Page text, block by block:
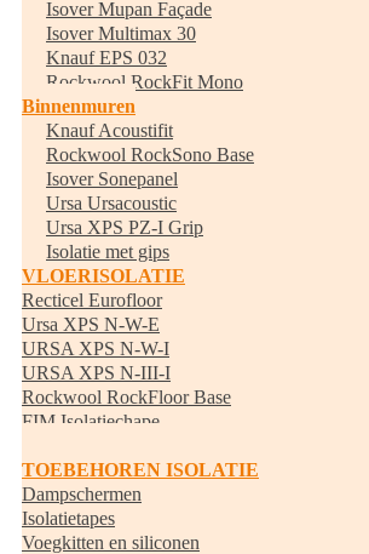
Isover Mupan Façade
Isover Multimax 30
Knauf EPS 032
Rockwool RockFit Mono
Binnenmuren
Knauf Acoustifit
Rockwool RockSono Base
Isover Sonepanel
Ursa Ursacoustic
Ursa XPS PZ-I Grip
Isolatie met gips
VLOERISOLATIE
Recticel Eurofloor
Ursa XPS N-W-E
URSA XPS N-W-I
URSA XPS N-III-I
Rockwool RockFloor Base
FIM Isolatiechape
TOEBEHOREN ISOLATIE
Dampschermen
Isolatietapes
Voegkitten en siliconen